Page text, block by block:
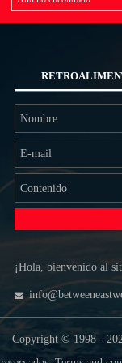
¡Hola, bienvenido al
Copyright © 1998 -